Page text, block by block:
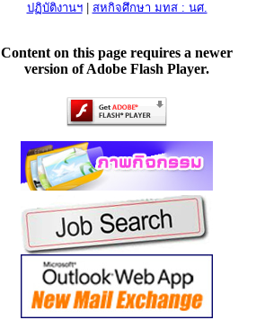
ปฏิบัติงานฯ| สหกิจศึกษา มทส : นศ.
Content on this page requires a newer
version of Adobe Flash Player.